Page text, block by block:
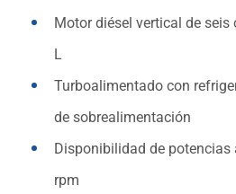
Motor diésel vertical de
L
Turboalimentado con
de sobrealimentación
Disponibilidad de potencias
rpm